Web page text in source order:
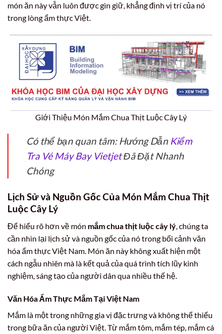
món ăn này vẫn luôn được gìn giữ, khẳng định vị trí của nó
trong lòng ẩm thực Việt.
Giới Thiệu Món Mắm Chua Thịt Luộc Cây Lý
Có thể bạn quan tâm: Hướng Dẫn Kiểm
Tra Vé Máy Bay VietjetĐã Đặt Nhanh
Chóng
Lịch Sử và Nguồn Gốc Của Món Mắm Chua Thịt
Luộc Cây Lý
Để hiểu rõ hơn về món mắm chua thịt luộc cây lý , chúng ta
cần nhìn lại lịch sử và nguồn gốc của nó trong bối cảnh văn
hóa ẩm thực Việt Nam. Món ăn này không xuất hiện một
cách ngẫu nhiên mà là kết quả của quá trình tích lũy kinh
nghiệm, sáng tạo của người dân qua nhiều thế hệ.
Văn Hóa Ẩm Thực Mắm Tại Việt Nam
Mắm là một trong những gia vị đặc trưng và không thể thiếu
trong bữa ăn của người Việt. Từ mắm tôm, mắm tép, mắm cá